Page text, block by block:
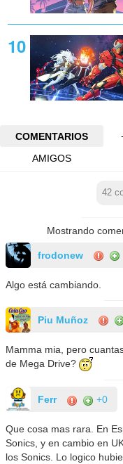
COMENTARIOS
AMIGOS
42
Mostrando
frodonew
Algo está cambiando.
Piu Muñoz
Mamma mia, pero
de Mega Drive?
Ferr +0
Que cosa mas rara. En
Sonics, y en cambio en
los Sonics. Lo logico